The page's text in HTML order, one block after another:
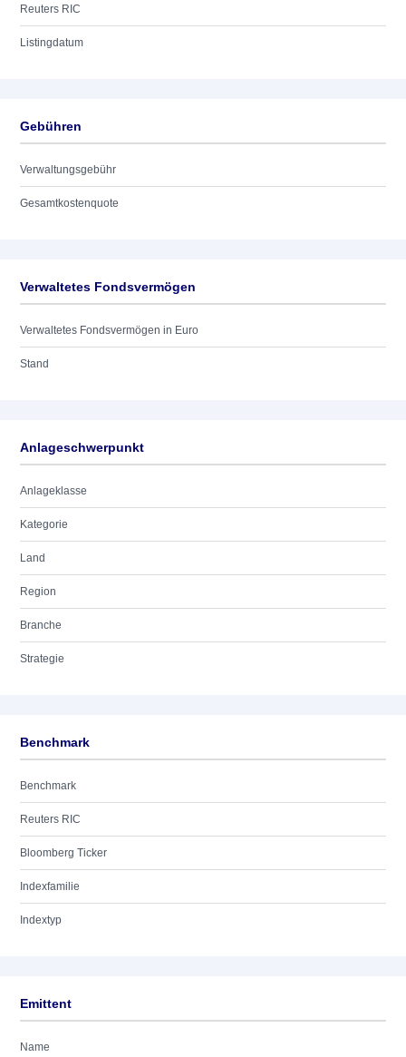
Reuters RIC
Listingdatum
Gebühren
Verwaltungsgebühr
Gesamtkostenquote
Verwaltetes Fondsvermögen
Verwaltetes Fondsvermögen in Euro
Stand
Anlageschwerpunkt
Anlageklasse
Kategorie
Land
Region
Branche
Strategie
Benchmark
Benchmark
Reuters RIC
Bloomberg Ticker
Indexfamilie
Indextyp
Emittent
Name